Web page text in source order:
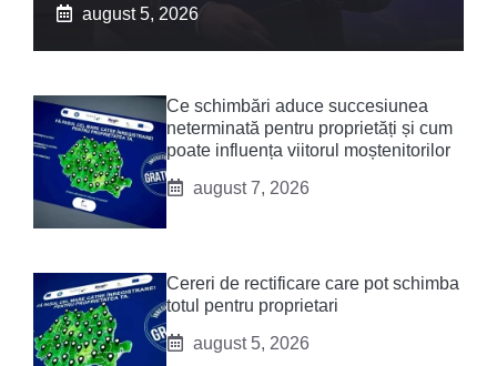
august 5, 2026
Ce schimbări aduce succesiunea
neterminată pentru proprietăți și cum
poate influența viitorul moștenitorilor
august 7, 2026
Cereri de rectificare care pot schimba
totul pentru proprietari
august 5, 2026